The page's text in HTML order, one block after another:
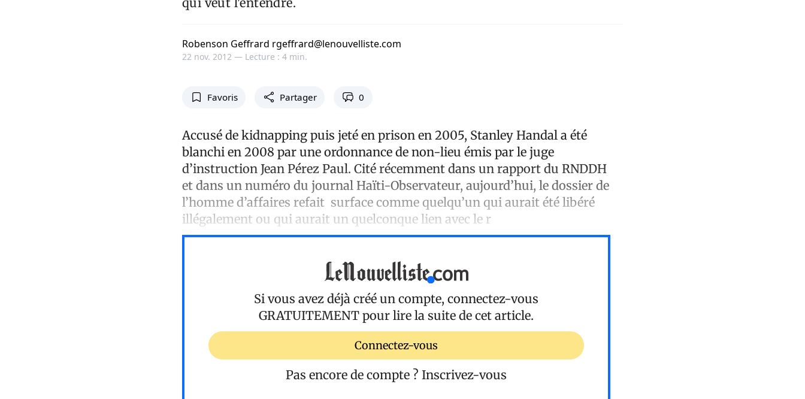
Robenson Geffrard rgeffrard@lenouvelliste.com
22 nov. 2012 — Lecture : 4 min.
Favoris Partager 0
Accusé de kidnapping puis jeté en prison en 2005, Stanley Handal a été
blanchi en 2008 par une ordonnance de non-lieu émis par le juge
d’instruction Jean Pérez Paul. Cité récemment dans un rapport du RNDDH
et dans un numéro du journal Haïti-Observateur, aujourd’hui, le dossier de
l’homme d’affaires refait surface comme quelqu’un qui aurait été libéré
illégalement ou qui aurait un quelconque lien avec le r
Si vous avez déjà créé un compte, connectez-vous
GRATUITEMENT pour lire la suite de cet article.
Connectez-vous
Pas encore de compte ? Inscrivez-vous